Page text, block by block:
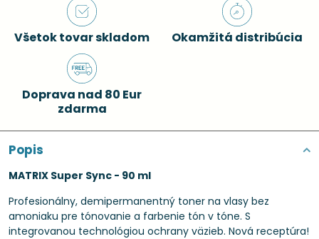
Všetok tovar skladom Okamžitá distribúcia
Doprava nad 80 Eur
zdarma
Popis
MATRIX Super Sync - 90 ml
Profesionálny, demipermanentný toner na vlasy bez
amoniaku pre tónovanie a farbenie tón v tóne. S
integrovanou technológiou ochrany väzieb. Nová receptúra!